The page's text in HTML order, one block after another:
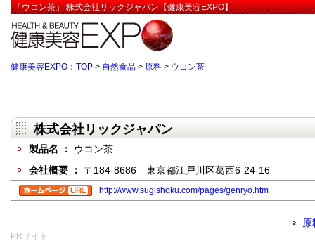
「ウコン茶」:株式会社リックジャパン【健康美容EXPO】
健康美容EXPO：TOP > 自然食品 > 原料 > ウコン茶
株式会社リックジャパン
製品名 ： ウコン茶
会社概要 ： 〒184-8686 東京都江戸川区葛西6-24-16
http://www.sugishoku.com/pages/genryo.htm
PRサイト